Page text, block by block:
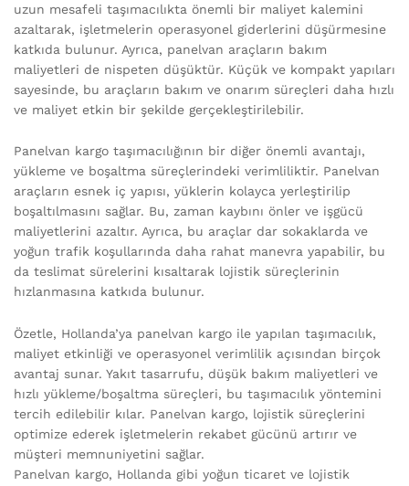
uzun mesafeli taşımacılıkta önemli bir maliyet kalemini
azaltarak, işletmelerin operasyonel giderlerini düşürmesine
katkıda bulunur. Ayrıca, panelvan araçların bakım
maliyetleri de nispeten düşüktür. Küçük ve kompakt yapıları
sayesinde, bu araçların bakım ve onarım süreçleri daha hızlı
ve maliyet etkin bir şekilde gerçekleştirilebilir.
Panelvan kargo taşımacılığının bir diğer önemli avantajı,
yükleme ve boşaltma süreçlerindeki verimliliktir. Panelvan
araçların esnek iç yapısı, yüklerin kolayca yerleştirilip
boşaltılmasını sağlar. Bu, zaman kaybını önler ve işgücü
maliyetlerini azaltır. Ayrıca, bu araçlar dar sokaklarda ve
yoğun trafik koşullarında daha rahat manevra yapabilir, bu
da teslimat sürelerini kısaltarak lojistik süreçlerinin
hızlanmasına katkıda bulunur.
Özetle, Hollanda’ya panelvan kargo ile yapılan taşımacılık,
maliyet etkinliği ve operasyonel verimlilik açısından birçok
avantaj sunar. Yakıt tasarrufu, düşük bakım maliyetleri ve
hızlı yükleme/boşaltma süreçleri, bu taşımacılık yöntemini
tercih edilebilir kılar. Panelvan kargo, lojistik süreçlerini
optimize ederek işletmelerin rekabet gücünü artırır ve
müşteri memnuniyetini sağlar.
Panelvan kargo, Hollanda gibi yoğun ticaret ve lojistik